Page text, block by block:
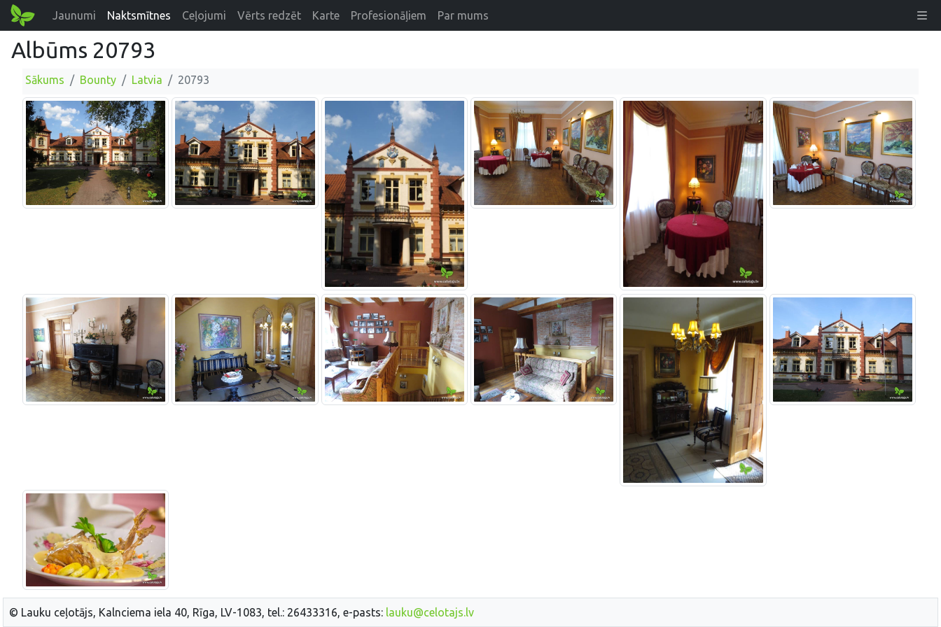
Jaunumi Naktsmītnes Ceļojumi Vērts redzēt Karte Profesionāļiem Par mums
Albūms 20793
Sākums Bounty Latvia 20793
© Lauku ceļotājs, Kalnciema iela 40, Rīga, LV-1083, tel.: 26433316, e-pasts: lauku@celotajs.lv